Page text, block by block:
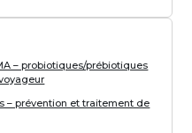
– probiotiques/prébiotiques
– prévention et traitement de